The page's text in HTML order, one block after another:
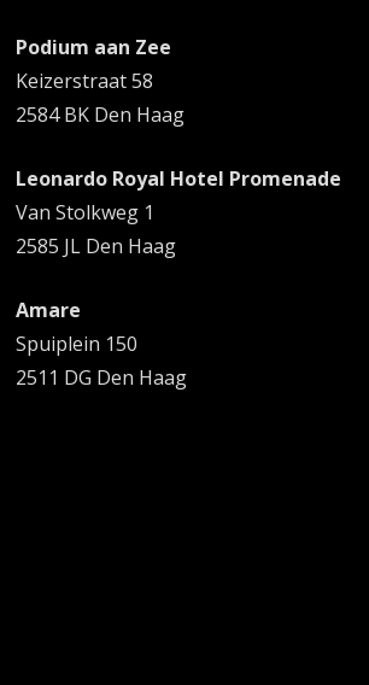
Podium aan Zee
Keizerstraat 58
2584 BK Den Haag
Leonardo Royal Hotel Promenade
Van Stolkweg 1
2585 JL Den Haag
Amare
Spuiplein 150
2511 DG Den Haag